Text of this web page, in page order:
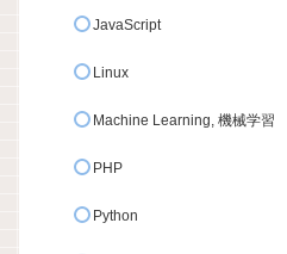
JavaScript
Linux
Machine Learning, 機械学習
PHP
Python